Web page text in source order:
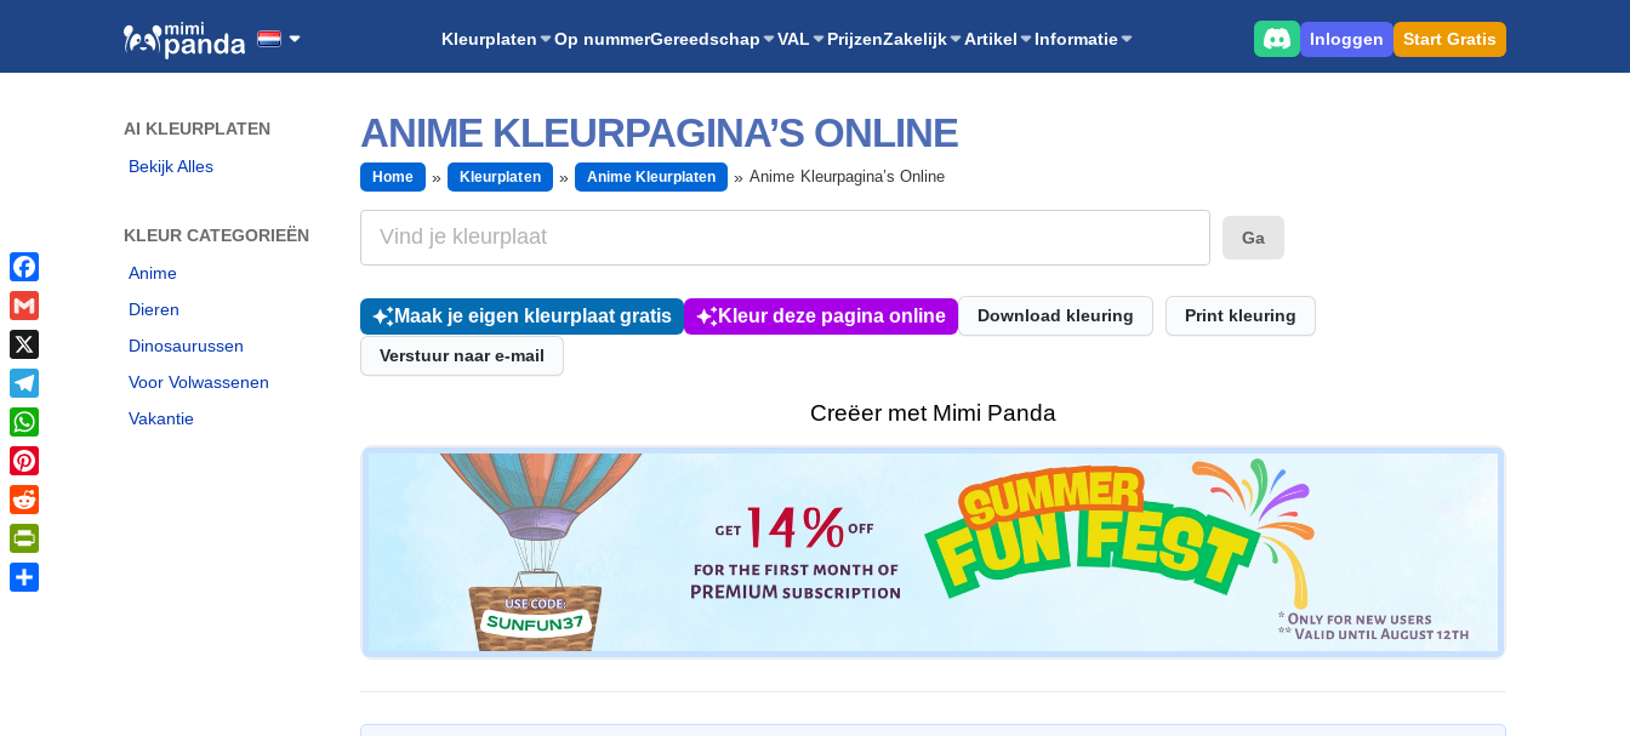
Kleurplaten Op nummerGereedschap VAL PrijzenZakelijk Artikel Informatie Inloggen Start Gratis
AI KLEURPLATEN
Bekijk Alles
KLEUR CATEGORIEËN
Anime
Dieren
Dinosaurussen
Voor Volwassenen
Vakantie
ANIME KLEURPAGINA’S ONLINE
Home Kleurplaten Anime Kleurplaten Anime Kleurpagina’s Online
Ga
Maak je eigen kleurplaat gratis Kleur deze pagina online Download kleuring Print kleuring
Verstuur naar e-mail
Creëer met Mimi Panda
Facebook
Gmail
X
Telegram
WhatsApp
Pinterest
Reddit
PrintFriendly